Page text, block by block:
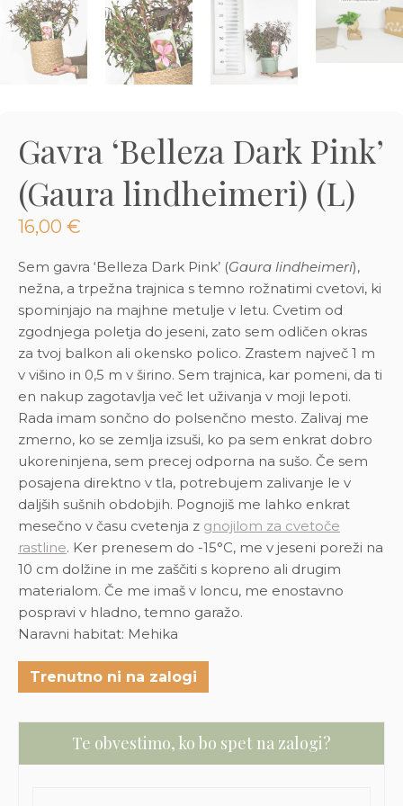
Gavra ‘Belleza Dark Pink’
(Gaura lindheimeri) (L)
16,00 €
Sem gavra ‘Belleza Dark Pink’ (Gaura lindheimeri),
nežna, a trpežna trajnica s temno rožnatimi cvetovi, ki
spominjajo na majhne metulje v letu. Cvetim od
zgodnjega poletja do jeseni, zato sem odličen okras
za tvoj balkon ali okensko polico. Zrastem največ 1 m
v višino in 0,5 m v širino. Sem trajnica, kar pomeni, da ti
en nakup zagotavlja več let uživanja v moji lepoti.
Rada imam sončno do polsenčno mesto. Zalivaj me
zmerno, ko se zemlja izsuši, ko pa sem enkrat dobro
ukoreninjena, sem precej odporna na sušo. Če sem
posajena direktno v tla, potrebujem zalivanje le v
daljših sušnih obdobjih. Pognojiš me lahko enkrat
mesečno v času cvetenja z gnojilom za cvetoče
rastline. Ker prenesem do -15°C, me v jeseni poreži na
10 cm dolžine in me zaščiti s kopreno ali drugim
materialom. Če me imaš v loncu, me enostavno
pospravi v hladno, temno garažo.
Naravni habitat: Mehika
Trenutno ni na zalogi
Te obvestimo, ko bo spet na zalogi?
€
Dodaj v košarico
Preberi prispevek